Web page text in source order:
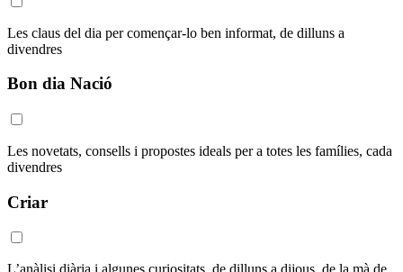
Les claus del dia per començar-lo ben informat, de dilluns a
divendres
Bon dia Nació
Les novetats, consells i propostes ideals per a totes les famílies, cada
divendres
Criar